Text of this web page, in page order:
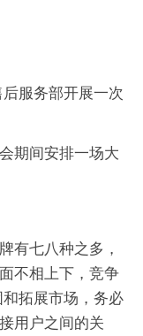
服务部开展一次
期间安排一场大
有七八种之多，
不相上下，竞争
拓展市场，务必
用户之间的关